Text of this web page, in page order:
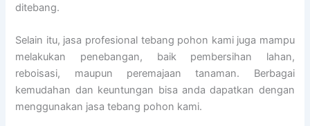
ditebang.
Selain itu, jasa profesional tebang pohon kami juga mampu
melakukan penebangan, baik pembersihan lahan,
reboisasi, maupun peremajaan tanaman. Berbagai
kemudahan dan keuntungan bisa anda dapatkan dengan
menggunakan jasa tebang pohon kami.